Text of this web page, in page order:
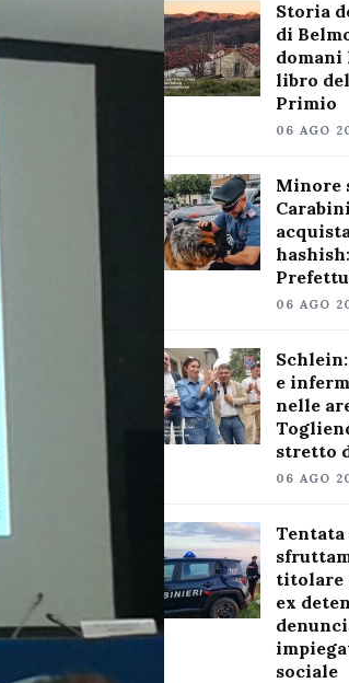
Storia
di
domani
libro
Primio
06 AGO
Minore
06 AGO
e
nelle
stretto
06 AGO
Tentata
titolare
ex
sociale